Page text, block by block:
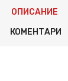
ОПИСАНИЕ
КОМЕНТАРИ